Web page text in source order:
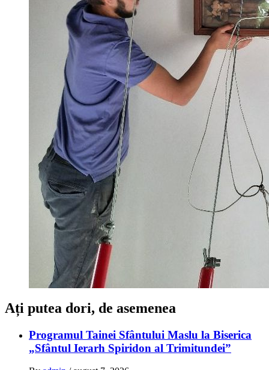
Ați putea dori, de asemenea
Programul Tainei Sfântului Maslu la Biserica
„Sfântul Ierarh Spiridon al Trimitundei”